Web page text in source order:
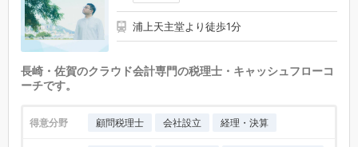
浦上天主堂より徒歩1分
長崎・佐賀のクラウド会計専門の税理士・キャッシュフローコ
ーチです。
得意分野 顧問税理士 会社設立 経理・決算